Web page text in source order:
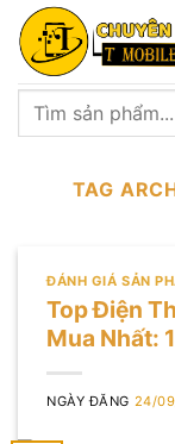
Skip
content
Tìm
TAG
ĐÁNH GIÁ SẢN
Top Điện
Mua Nhất:
NGÀY ĐĂNG 24/